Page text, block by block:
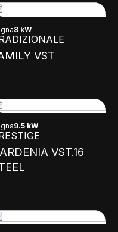
8 kW
VST
9.5 kW
VST.16